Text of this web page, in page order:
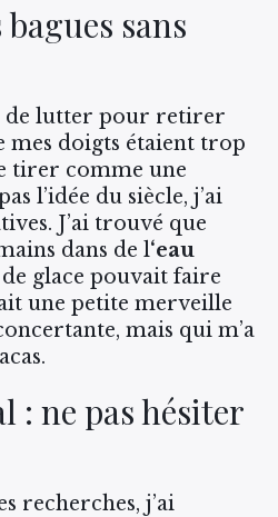
sans
de lutter pour retirer
mes doigts étaient trop
tirer comme une
l’idée du siècle, j’ai
J’ai trouvé que
dans de l‘eau
glace pouvait faire
une petite merveille
mais qui m’a
: ne pas hésiter
recherches, j’ai